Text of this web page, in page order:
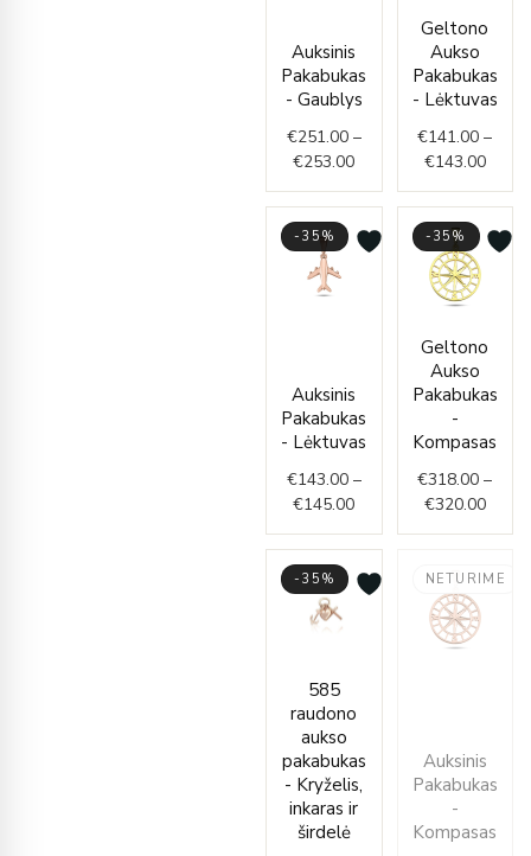
Auksinis
Pakabukas
- Gaublys
€251.00 –
€253.00
€251.00
through
Geltono
Aukso
Pakabukas
- Lėktuvas
€141.00 –
€143.00
range:
-35%
Auksinis
Pakabukas
- Lėktuvas
€143.00 –
€145.00
€143.00
through
€145.00
-35%
Geltono
Aukso
Pakabukas
-
Kompasas
€318.00 –
€320.00
range:
-35%
585
raudono
aukso
pakabukas
- Kryželis,
inkaras ir
širdelė
€149.00
€157.00
NETURIME
Auksinis
Pakabukas
-
Kompasas